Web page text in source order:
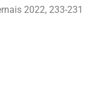
2022, 233-231